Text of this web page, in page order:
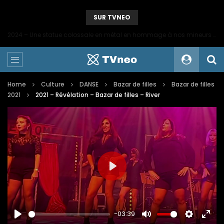
SUR TVNEO
Home Culture DANSE Bazar de filles
Bazar de filles
2021
2021 – Révélation – Bazar de filles – River
-03:39
PLAY